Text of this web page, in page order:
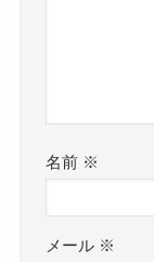
名前 ※
メール ※